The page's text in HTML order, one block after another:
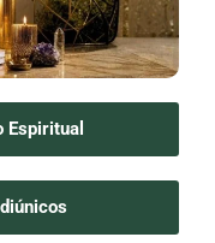
Espiritual